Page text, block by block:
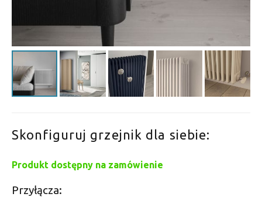
Skonfiguruj grzejnik dla siebie:
Produkt dostępny na zamówienie
Przyłącza: